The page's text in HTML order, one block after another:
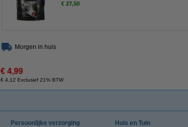
€ 27,50
Morgen in huis
€ 4,99
€ 4,12 Exclusief 21% BTW
Persoonlijke verzorging
Huis en Tuin